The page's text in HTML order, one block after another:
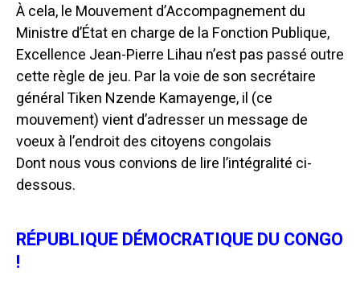
À cela, le Mouvement d’Accompagnement du
Ministre d’État en charge de la Fonction Publique,
Excellence Jean-Pierre Lihau n’est pas passé outre
cette règle de jeu. Par la voie de son secrétaire
général Tiken Nzende Kamayenge, il (ce
mouvement) vient d’adresser un message de
voeux à l’endroit des citoyens congolais
Dont nous vous convions de lire l’intégralité ci-
dessous.
RÉPUBLIQUE DÉMOCRATIQUE DU CONGO
!